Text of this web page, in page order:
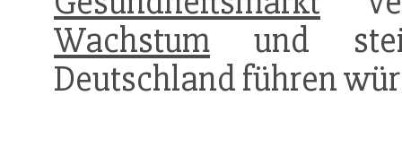
Wachstum und
Deutschland führen